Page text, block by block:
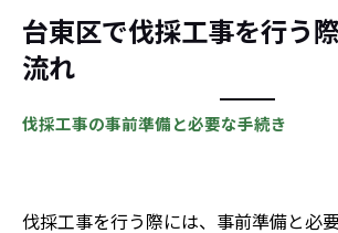
台東区の特徴と伐採工事の注意点
地域の風土や気候に合わせた伐
台東区ならではの法律や条例の
まとめ
台東区で伐採工事を行う
流れ
伐採工事の事前準備と必要な手続き
伐採工事を行う際には、事前準備と必